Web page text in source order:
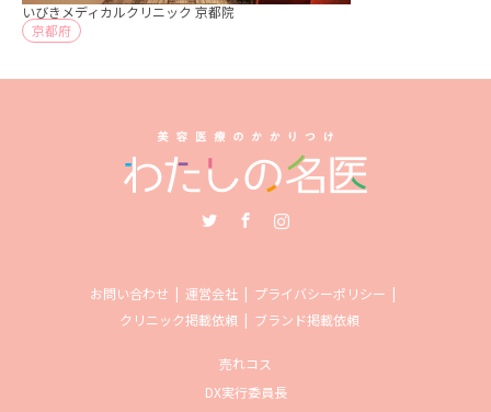
いびきメディカルクリニック 京都院
京都府
お問い合わせ 運営会社
プライバシーポリシー
クリニック掲載依頼
ブランド掲載依頼
売れコス
DX実行委員長